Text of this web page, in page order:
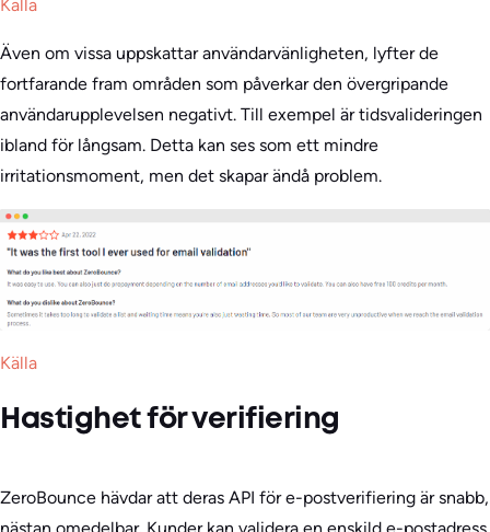
Källa
Även om vissa uppskattar användarvänligheten, lyfter de
fortfarande fram områden som påverkar den övergripande
användarupplevelsen negativt. Till exempel är tidsvalideringen
ibland för långsam. Detta kan ses som ett mindre
irritationsmoment, men det skapar ändå problem.
Källa
Hastighet för verifiering
ZeroBounce hävdar att deras API för e-postverifiering är snabb,